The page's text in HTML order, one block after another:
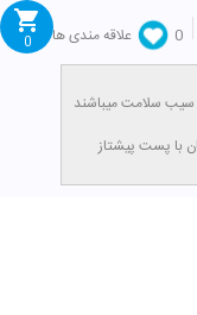
0
علاقه مندی ها
0